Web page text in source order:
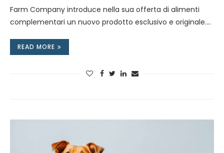
Farm Company introduce nella sua offerta di alimenti
complementari un nuovo prodotto esclusivo e originale.…
READ MORE